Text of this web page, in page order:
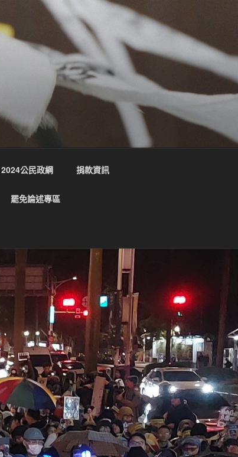
2024公民政綱 捐款資訊
罷免論述專區